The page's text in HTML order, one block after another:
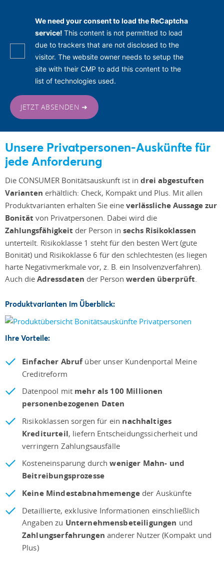
We need your consent to load the ReCaptcha
service! This content is not permitted to load
due to trackers that are not disclosed to the
visitor. The website owner needs to setup the
site with their CMP to add this content to the
list of technologies used.
JETZT ABSENDEN ➜
Unsere Privatpersonen-Auskünfte für
jede Anforderung
Die CONSUMER Bonitätsauskunft ist in drei abgestuften
Varianten erhältlich: Check, Kompakt und Plus. Mit allen
Produktvarianten erhalten Sie eine verlässliche Aussage zur
Bonität von Privatpersonen. Dabei wird die
Zahlungsfähigkeit der Person in sechs Risikoklassen
unterteilt. Risikoklasse 1 steht für den besten Wert (gute
Bonität) und Risikoklasse 6 für den schlechtesten (es liegen
harte Negativmerkmale vor, z. B. ein Insolvenzverfahren).
Auch die Adressdaten der Person werden überprüft
Produktvarianten im Überblick:
Ihre Vorteile:
Einfacher Abruf über unser Kundenportal Meine
Creditreform
Datenpool mit mehr als 100 Millionen
personenbezogenen Daten
Risikoklassen sorgen für ein nachhaltiges
Krediturteil, liefern Entscheidungssicherheit und
verringern Zahlungsausfälle
Kosteneinsparung durchweniger Mahn- und
Beitreibungsprozesse
Keine Mindestabnahmemengeder Auskünfte
Detaillierte, exklusive Informationen einschließlich
Angaben zu Unternehmensbeteiligungen und
Zahlungserfahrungen anderer Nutzer (Kompakt und
Plus)